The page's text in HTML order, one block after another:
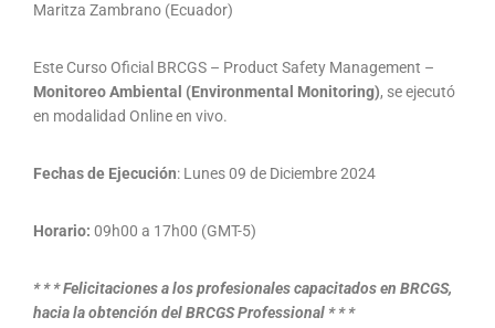
Maritza Zambrano (Ecuador)
Este Curso Oficial BRCGS – Product Safety Management –
Monitoreo Ambiental (Environmental Monitoring), se ejecutó
en modalidad Online en vivo.
Fechas de Ejecución: Lunes 09 de Diciembre 2024
Horario: 09h00 a 17h00 (GMT-5)
* * * Felicitaciones a los profesionales capacitados en BRCGS,
hacia la obtención del BRCGS Professional * * *